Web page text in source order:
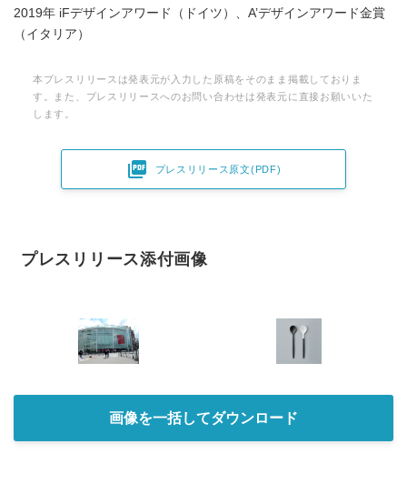
2019年 iFデザインアワード（ドイツ）、A’デザインアワード金賞
（イタリア）
本プレスリリースは発表元が入力した原稿をそのまま掲載しておりま
す。また、プレスリリースへのお問い合わせは発表元に直接お願いいた
します。
 プレスリリース原文(PDF)
プレスリリース添付画像
画像を一括してダウンロード